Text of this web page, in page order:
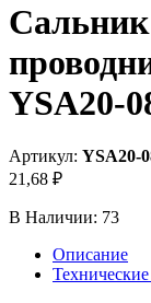
YSA20-
Артикул: YSA20-
21,68 ₽
В Наличии: 73
Описание